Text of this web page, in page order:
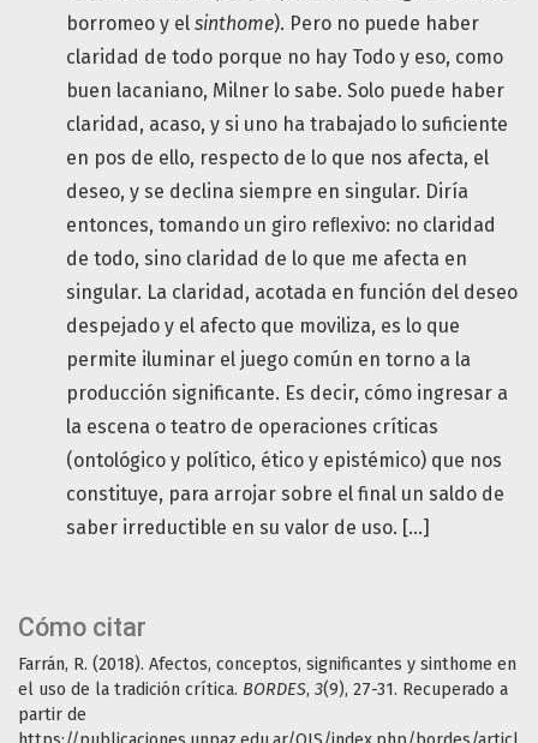
Cómo citar
Farrán, R. (2018). Afectos, conceptos, significantes y sinthome en
el uso de la tradición crítica. BORDES, 3(9), 27-31. Recuperado a
partir de
borromeo y el sinthome). Pero no puede haber
claridad de todo porque no hay Todo y eso, como
buen lacaniano, Milner lo sabe. Solo puede haber
claridad, acaso, y si uno ha trabajado lo suficiente
en pos de ello, respecto de lo que nos afecta, el
deseo, y se declina siempre en singular. Diría
entonces, tomando un giro reﬂexivo: no claridad
de todo, sino claridad de lo que me afecta en
singular. La claridad, acotada en función del deseo
despejado y el afecto que moviliza, es lo que
permite iluminar el juego común en torno a la
producción significante. Es decir, cómo ingresar a
la escena o teatro de operaciones críticas
(ontológico y político, ético y epistémico) que nos
constituye, para arrojar sobre el final un saldo de
saber irreductible en su valor de uso. […]